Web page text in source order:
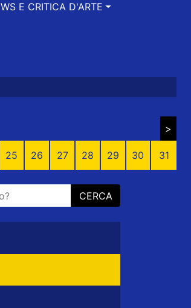
E CRITICA D'ARTE
>
25 26 27 28 29 30 31
CERCA